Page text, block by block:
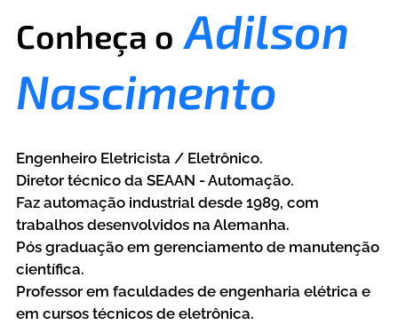
Conheça o Adilson
Nascimento
Engenheiro Eletricista / Eletrônico.
Diretor técnico da SEAAN - Automação.
Faz automação industrial desde 1989, com
trabalhos desenvolvidos na Alemanha.
Pós graduação em gerenciamento de manutenção
científica.
Professor em faculdades de engenharia elétrica e
em cursos técnicos de eletrônica.